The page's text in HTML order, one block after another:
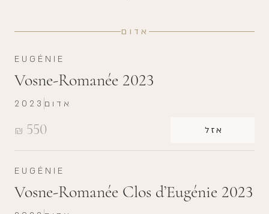
אדום
EUGÉNIE
Vosne-Romanée 2023
₪ 550 אזל
2023 אדום
EUGÉNIE
Vosne-Romanée Clos d’Eugénie 2023